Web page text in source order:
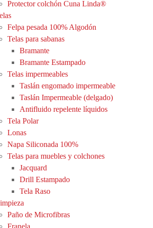
Protector colchón Cuna Linda®
Felpa pesada 100% Algodón
Telas para sabanas
Bramante
Bramante Estampado
Telas impermeables
Taslán engomado impermeable
Taslán Impermeable (delgado)
Antifluido repelente líquidos
Tela Polar
Lonas
Napa Siliconada 100%
Telas para muebles y colchones
Jacquard
Drill Estampado
Tela Raso
Paño de Microfibras
Franela